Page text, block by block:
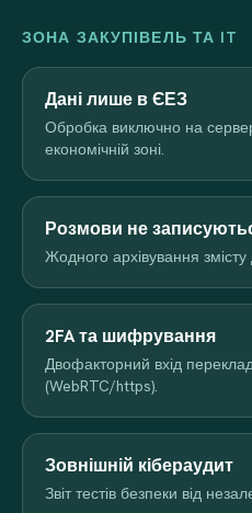
ЗОНА ЗАКУПІВЕЛЬ ТА IT
Дані лише в ЄЕЗ
Обробка виключно на
економічній зоні.
Розмови не
Жодного архівування змісту
2FA та шифрування
Двофакторний вхід
(WebRTC/https).
Зовнішній кібераудит
Звіт тестів безпеки від